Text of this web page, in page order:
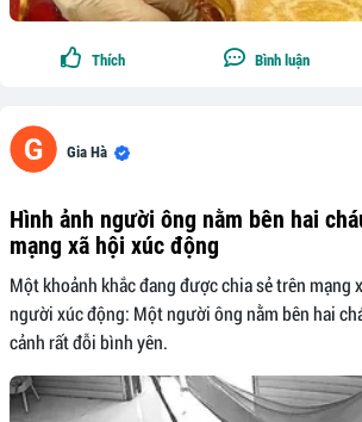
Thích Bình luận
Gia Hà
Hình ảnh người ông nằm bên hai
mạng xã hội xúc động
Một khoảnh khắc đang được chia sẻ trên mạng
người xúc động: Một người ông nằm bên hai
cảnh rất đỗi bình yên.